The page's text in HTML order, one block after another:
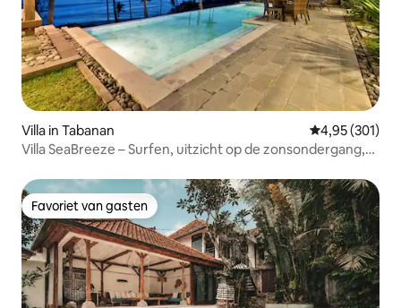
Villa in Tabanan Gemiddelde
4,95 (301)
Villa SeaBreeze – Surfen, uitzicht op de zonsondergang,
Favoriet van gasten
Favoriet van gasten